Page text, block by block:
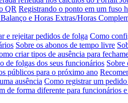
QR Registrando o ponto em um fuso
e Horas Extras/Horas
e rejeitar pedidos de folga Como
Sobre os abonos de tempo livre
criar tipos de ausência para
de folgas dos seus funcionários Sobre
públicos para o próximo ano
ausência Como registrar um
de forma diferente para funcionários